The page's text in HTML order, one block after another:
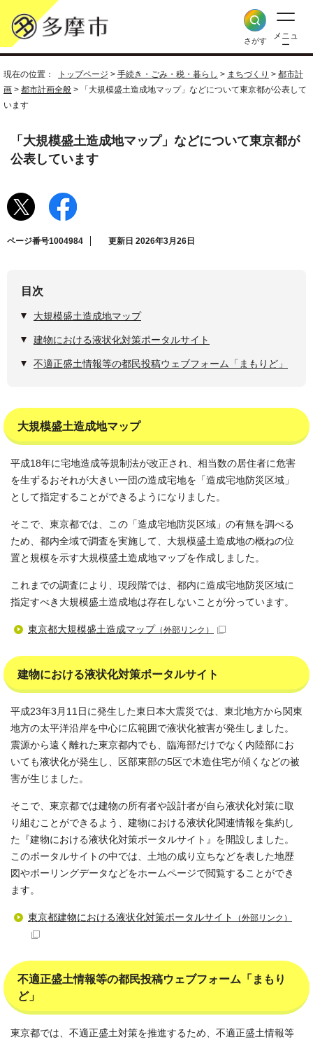
さがす
メニュ
ー
現在の位置： トップページ > 手続き・ごみ・税・暮らし > まちづくり > 都市計
画 > 都市計画全般 > 「大規模盛土造成地マップ」などについて東京都が公表して
います
「大規模盛土造成地マップ」などについて東京都が
公表しています
ページ番号1004984 更新日 2026年3月26日
目次
大規模盛土造成地マップ
建物における液状化対策ポータルサイト
不適正盛土情報等の都民投稿ウェブフォーム「まもりど」
大規模盛土造成地マップ
平成18年に宅地造成等規制法が改正され、相当数の居住者に危害
を生ずるおそれが大きい一団の造成宅地を「造成宅地防災区域」
として指定することができるようになりました。
そこで、東京都では、この「造成宅地防災区域」の有無を調べる
ため、都内全域で調査を実施して、大規模盛土造成地の概ねの位
置と規模を示す大規模盛土造成地マップを作成しました。
これまでの調査により、現段階では、都内に造成宅地防災区域に
指定すべき大規模盛土造成地は存在しないことが分っています。
東京都大規模盛土造成マップ （外部リンク）
建物における液状化対策ポータルサイト
平成23年3月11日に発生した東日本大震災では、東北地方から関東
地方の太平洋沿岸を中心に広範囲で液状化被害が発生しました。
震源から遠く離れた東京都内でも、臨海部だけでなく内陸部にお
いても液状化が発生し、区部東部の5区で木造住宅が傾くなどの被
害が生じました。
そこで、東京都では建物の所有者や設計者が自ら液状化対策に取
り組むことができるよう、建物における液状化関連情報を集約し
た『建物における液状化対策ポータルサイト』を開設しました。
このポータルサイトの中では、土地の成り立ちなどを表した地歴
図やボーリングデータなどをホームページで閲覧することができ
ます。
東京都建物における液状化対策ポータルサイト （外部リンク）
不適正盛土情報等の都民投稿ウェブフォーム「まもり
ど」
東京都では、不適正盛土対策を推進するため、不適正盛土情報等